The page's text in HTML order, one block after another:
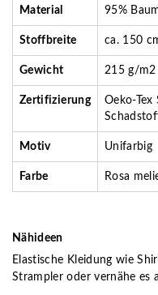
Material 95%
Stoffbreite ca. 150
Gewicht 215 g/m2
Zertifizierung
Oeko-
Motiv Unifarbig
Farbe Rosa
Nähideen
Elastische Kleidung wie
Strampler oder vernähe es